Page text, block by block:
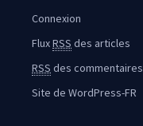
Connexion
FluxRSS des articles
RSS des commentaires
Site de WordPress-FR